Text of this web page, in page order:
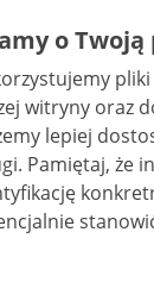
o
witryny oraz do
lepiej
mogą pozwalać na